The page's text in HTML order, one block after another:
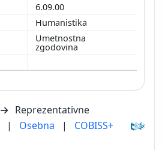
6.09.00
Humanistika
Umetnostna
zgodovina
Reprezentativne
| Osebna | COBISS+